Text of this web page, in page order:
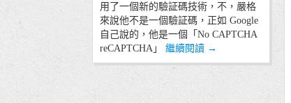
用了一個新的驗証碼技術，不，嚴格
來說他不是一個驗証碼，正如 Google
自己說的，他是一個「No CAPTCHA
reCAPTCHA」 繼續閱讀 →